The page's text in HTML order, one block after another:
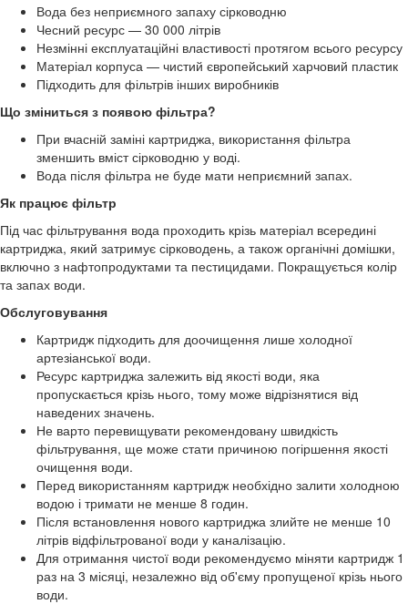
Вода без неприємного запаху сірководню
Чесний ресурс — 30 000 літрів
Незмінні експлуатаційні властивості протягом всього ресурсу
Матеріал корпуса — чистий європейський харчовий пластик
Підходить для фільтрів інших виробників
Що зміниться з появою фільтра?
При вчасній заміні картриджа, використання фільтра
зменшить вміст сірководню у воді.
Вода після фільтра не буде мати неприємний запах.
Як працює фільтр
Під час фільтрування вода проходить крізь матеріал всередині
картриджа, який затримує сірководень, а також органічні домішки,
включно з нафтопродуктами та пестицидами. Покращується колір
та запах води.
Обслуговування
Картридж підходить для доочищення лише холодної
артезіанської води.
Ресурс картриджа залежить від якості води, яка
пропускається крізь нього, тому може відрізнятися від
наведених значень.
Не варто перевищувати рекомендовану швидкість
фільтрування, ще може стати причиною погіршення якості
очищення води.
Перед використанням картридж необхідно залити холодною
водою і тримати не менше 8 годин.
Після встановлення нового картриджа злийте не менше 10
літрів відфільтрованої води у каналізацію.
Для отримання чистої води рекомендуємо міняти картридж 1
раз на 3 місяці, незалежно від об'єму пропущеної крізь нього
води.